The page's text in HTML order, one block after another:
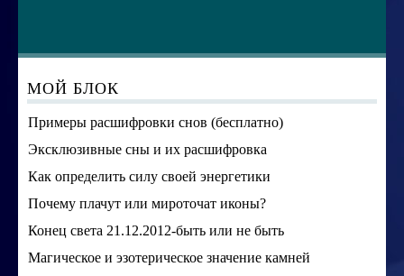
МОЙ БЛОК
Примеры расшифровки снов (бесплатно)
Эксклюзивные сны и их расшифровка
Как определить силу своей энергетики
Почему плачут или мироточат иконы?
Конец света 21.12.2012-быть или не быть
Магическое и эзотерическое значение камней